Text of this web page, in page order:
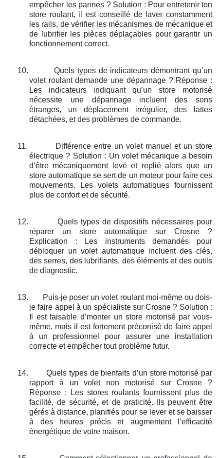
empêcher les pannes ? Solution : Pour entretenir ton
store roulant, il est conseillé de laver constamment
les rails, de vérifier les mécanismes de mécanique et
de lubrifier les pièces déplaçables pour garantir un
fonctionnement correct.
10.
Quels types de indicateurs démontrant qu’un
volet roulant demande une dépannage ? Réponse :
Les indicateurs indiquant qu’un store motorisé
nécessite une dépannage incluent des sons
étranges, un déplacement irrégulier, des lattes
détachées, et des problèmes de commande.
11.
Différence entre un volet manuel et un store
électrique ? Solution : Un volet mécanique a besoin
d’être mécaniquement levé et replié alors que un
store automatique se sert de un moteur pour faire ces
mouvements. Les volets automatiques fournissent
plus de confort et de sécurité.
12.
Quels types de dispositifs nécessaires pour
réparer un store automatique sur Crosne ?
Explication : Les instruments demandés pour
débloquer un volet automatique incluent des clés,
des serres, des lubrifiants, des éléments et des outils
de diagnostic.
13.
Puis-je poser un volet roulant moi-même ou dois-
je faire appel à un spécialiste sur Crosne ? Solution :
Il est faisable d’monter un store motorisé par vous-
même, mais il est fortement préconisé de faire appel
à un professionnel pour assurer une installation
correcte et empêcher tout problème futur.
14.
Quels types de bienfaits d’un store motorisé par
rapport à un volet non motorisé sur Crosne ?
Réponse : Les stores roulants fournissent plus de
facilité, de sécurité, et de praticité. Ils peuvent être
gérés à distance, planifiés pour se lever et se baisser
à des heures précis et augmentent l’efficacité
énergétique de votre maison.